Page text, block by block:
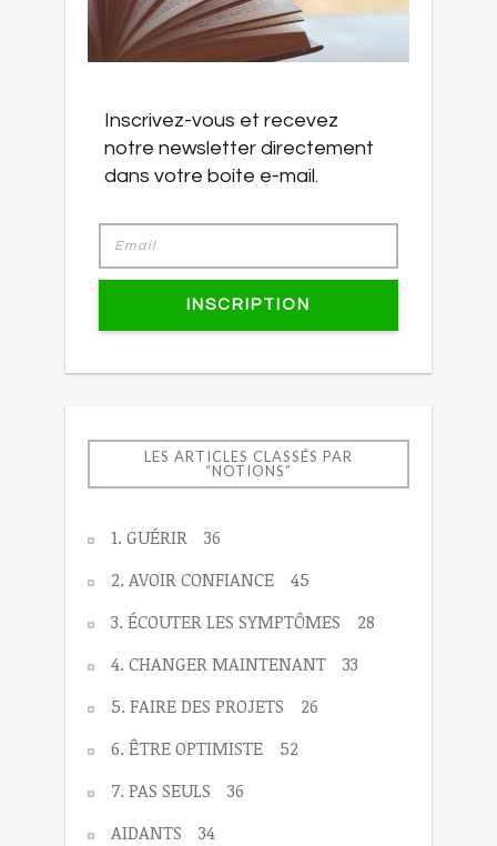
Inscrivez-vous et recevez
notre newsletter directement
dans votre boite e-mail.
INSCRIPTION
LES ARTICLES CLASSÉS PAR
“NOTIONS”
1. GUÉRIR
36
2. AVOIR CONFIANCE
45
3. ÉCOUTER LES SYMPTÔMES
28
4. CHANGER MAINTENANT
33
5. FAIRE DES PROJETS
26
6. ÊTRE OPTIMISTE
52
7. PAS SEULS
36
AIDANTS
34